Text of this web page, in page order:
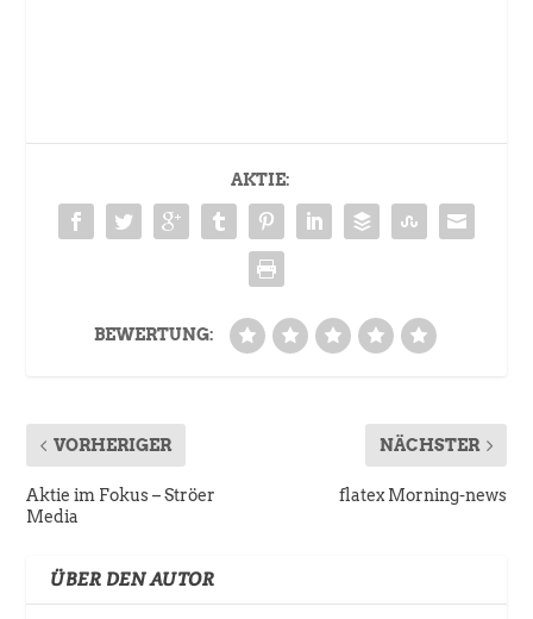
AKTIE:
BEWERTUNG:
VORHERIGER
Aktie im Fokus – Ströer
Media
NÄCHSTER
flatex Morning-news
ÜBER DEN AUTOR